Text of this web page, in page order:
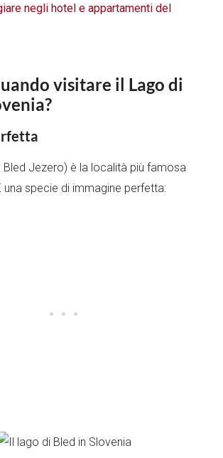
negli hotel e appartamenti del
visitare il Lago di
Bled Jezero) è la località più famosa
una specie di immagine perfetta: